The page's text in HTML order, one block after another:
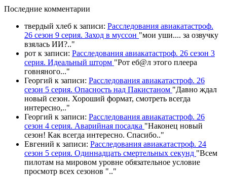
Последние комментарии
твердый хлеб к записи: Расследования авиакатастроф.
26 сезон 9 серия. Заход в муссон "мои уши.... за озвучку
взялась ИИ?.."
рот к записи: Расследования авиакатастроф. 26 сезон 3
серия. Идеальный шторм "Рот еб@л этого плеера
говняного..."
Георгий к записи: Расследования авиакатастроф. 26
сезон 5 серия. Опасность над Пакистаном "Давно ждал
новый сезон. Хороший формат, смотреть всегда
интересно,.."
Георгий к записи: Расследования авиакатастроф. 26
сезон 4 серия. Аварийная посадка "Наконец новый
сезон! Как всегда интересно. Спасибо.."
Евгений к записи: Расследования авиакатастроф. 24
сезон 5 серия. Одиннадцать смертельных секунд "Всем
пилотам на мировом уровне обязательное условие
просмотр всех сезонов ".."